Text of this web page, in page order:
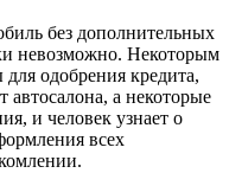
без дополнительных
невозможно. Некоторым
для одобрения кредита,
автосалона, а некоторые
и человек узнает о
всех